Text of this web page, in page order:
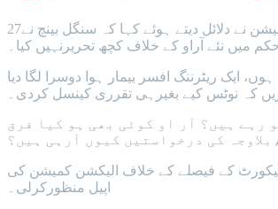
سپریم کورٹ نے پی کے 91 ریٹرننگ افسر کوپشاور ہائیکورٹ سے معطل کرنے کےخلاف الیکشن کمیشن کی اپیل پر سماعت کی جس دوران وکیل الیکشن کمیشن نے دلائل دیتے ہوئے کہا کہ سنگل بینچ نے27
میں نئے آراو کے خلاف کچھ تحریرنہیں کیا۔
ایک ریٹرننگ افسر بیمار ہوا دوسرا لگا دیا
کہ نوٹس کیے بغیرہی تقرری کینسل کردی۔
رہے ہیں؟ آر او کوئی بھی ہو کیا فرق
کی درخواستیں کیوں آرہی ہیں؟
کے فیصلے کے خلاف الیکشن کمیشن کی
اپیل منظورکرلی۔